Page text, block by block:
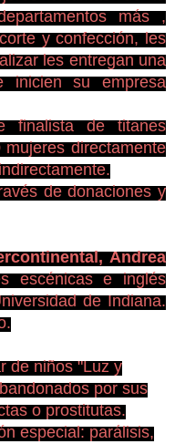
más ,
y confección, les
les entregan una
inicien su empresa
finalista de titanes
directamente
de donaciones y
Andrea
escénicas e inglés
de Indiana.
de niños "Luz y
por sus
o prostitutas.
especial: parálisis,